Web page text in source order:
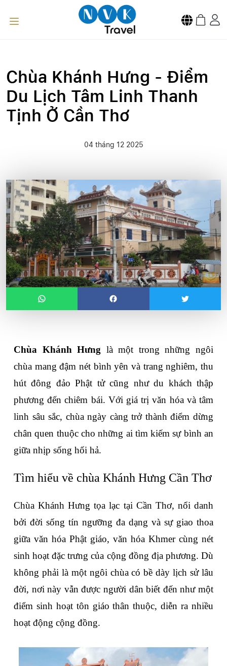
Chùa Khánh Hưng - Điểm
Du Lịch Tâm Linh Thanh
Tịnh Ở Cần Thơ
04 tháng 12 2025
Chùa Khánh Hưng là một trong những ngôi
chùa mang đậm nét bình yên và trang nghiêm, thu
hút đông đảo Phật tử cũng như du khách thập
phương đến chiêm bái. Với giá trị văn hóa và tâm
linh sâu sắc, chùa ngày càng trở thành điểm dừng
chân quen thuộc cho những ai tìm kiếm sự bình an
giữa nhịp sống hối hả.
Tìm hiểu về chùa Khánh Hưng Cần Thơ
Chùa Khánh Hưng tọa lạc tại Cần Thơ, nổi danh
bởi đời sống tín ngưỡng đa dạng và sự giao thoa
giữa văn hóa Phật giáo, văn hóa Khmer cùng nét
sinh hoạt đặc trưng của cộng đồng địa phương. Dù
không phải là một ngôi chùa có bề dày lịch sử lâu
đời, nơi này vẫn được người dân biết đến như một
điểm sinh hoạt tôn giáo thân thuộc, diễn ra nhiều
hoạt động cộng đồng.